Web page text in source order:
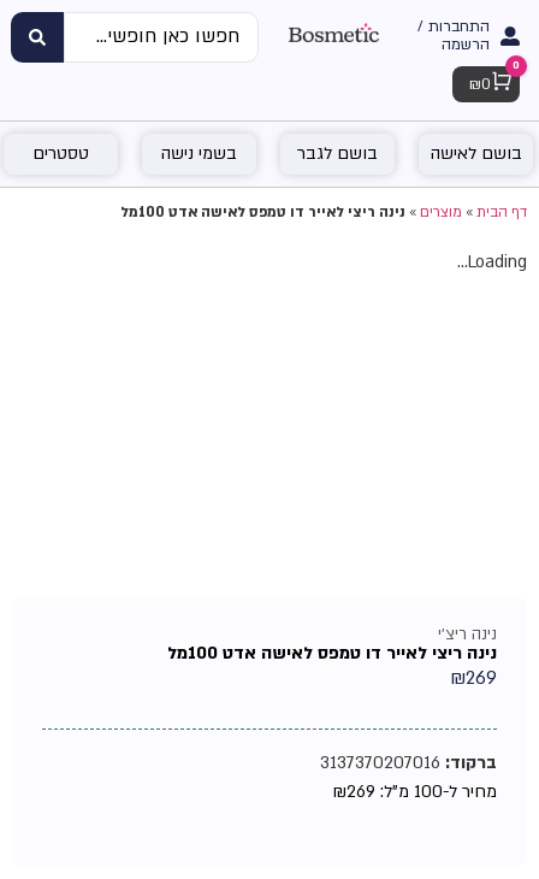
התחברות /
הרשמה
Cart
0
₪ 0
בושם לאישה בושם לגבר בשמי נישה טסטרים
דף הבית»מוצרים»נינה ריצי לאייר דו טמפס לאישה אדט 100מל
Loading...
נינה ריצ'י
נינה ריצי לאייר דו טמפס לאישה אדט 100מל
₪269
ברקוד:3137370207016
מחיר ל-100 מ"ל:
₪269